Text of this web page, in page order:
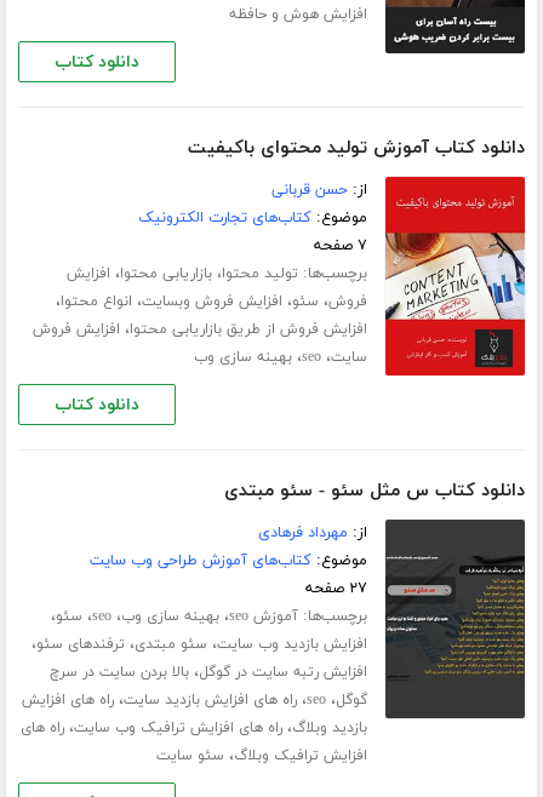
افزایش هوش و حافظه
دانلود کتاب
دانلود کتاب آموزش تولید محتوای باکیفیت
از:حسن قربانی
موضوع:کتاب‌های تجارت الکترونیک
۷ صفحه
برچسب‌ها: تولید محتوا،بازاریابی محتوا، افزایش
فروش، سئو، افزایش فروش وبسایت، انواع محتوا،
افزایش فروش از طریق بازاریابی محتوا، افزایش فروش
سایت،seo،بهینه سازی وب
دانلود کتاب
دانلود کتاب س مثل سئو - سئو مبتدی
از: مهرداد فرهادی
موضوع:کتاب‌های آموزش طراحی وب سایت
۲۷ صفحه
برچسب‌ها:آموزش seo ،بهینه سازی وب،seo، سئو،
افزایش بازدید وب سایت، سئو مبتدی، ترفندهای سئو،
افزایش رتبه سایت در گوگل،بالا بردن سایت در سرچ
گوگل،seo،راه های افزایش بازدید سایت،راه های افزایش
بازدید وبلاگ،راه های افزایش ترافیک وب سایت،راه های
افزایش ترافیک وبلاگ، سئو سایت